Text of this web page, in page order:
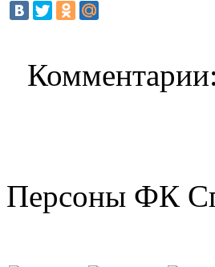
Комментарии:
Персоны ФК